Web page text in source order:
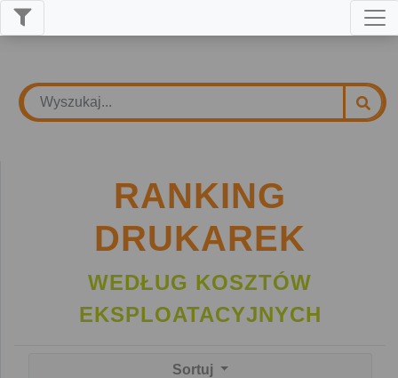
RANKING
DRUKAREK
WEDŁUG KOSZTÓW
EKSPLOATACYJNYCH
Sortuj